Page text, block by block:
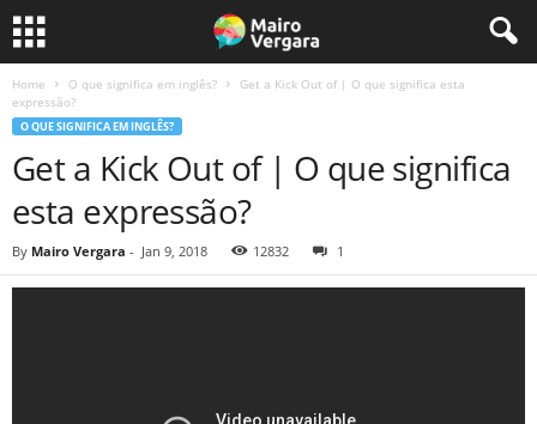
Home O que significa em inglês?
Get a Kick Out of | O que significa esta
expressão?
O QUE SIGNIFICA EM INGLÊS?
Get a Kick Out of | O que significa
esta expressão?
By Mairo Vergara - Jan 9, 2018 12832 1